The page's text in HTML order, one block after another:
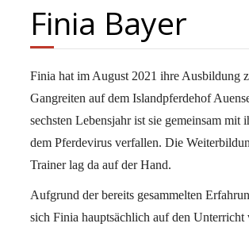
Finia Bayer
Finia hat im August 2021 ihre Ausbildung
Gangreiten auf dem Islandpferdehof
sechsten Lebensjahr ist sie gemeinsam
dem Pferdevirus verfallen. Die
Trainer lag da auf der Hand.
Aufgrund der bereits gesammelten
sich Finia hauptsächlich auf den